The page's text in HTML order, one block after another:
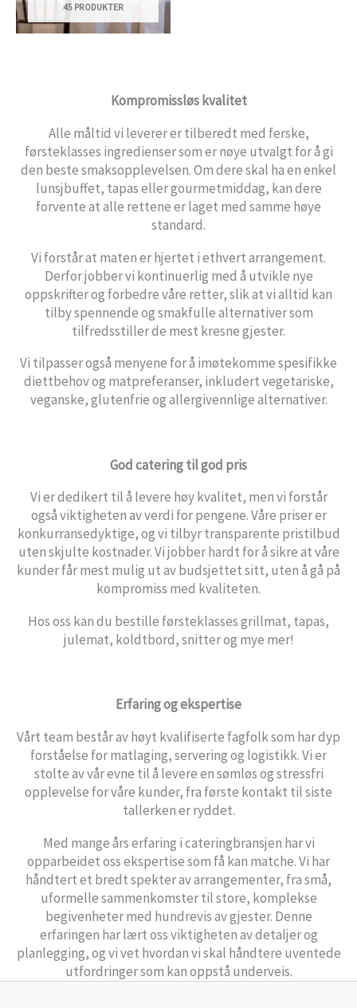
45 PRODUKTER
Kompromissløs kvalitet
Alle måltid vi leverer er tilberedt med ferske,
førsteklasses ingredienser som er nøye utvalgt for å gi
den beste smaksopplevelsen. Om dere skal ha en enkel
lunsjbuffet, tapas eller gourmetmiddag, kan dere
forvente at alle rettene er laget med samme høye
standard.
Vi forstår at maten er hjertet i ethvert arrangement.
Derfor jobber vi kontinuerlig med å utvikle nye
oppskrifter og forbedre våre retter, slik at vi alltid kan
tilby spennende og smakfulle alternativer som
tilfredsstiller de mest kresne gjester.
Vi tilpasser også menyene for å imøtekomme spesifikke
diettbehov og matpreferanser, inkludert vegetariske,
veganske, glutenfrie og allergivennlige alternativer.
God catering til god pris
Vi er dedikert til å levere høy kvalitet, men vi forstår
også viktigheten av verdi for pengene. Våre priser er
konkurransedyktige, og vi tilbyr transparente pristilbud
uten skjulte kostnader. Vi jobber hardt for å sikre at våre
kunder får mest mulig ut av budsjettet sitt, uten å gå på
kompromiss med kvaliteten.
Hos oss kan du bestille førsteklasses grillmat, tapas,
julemat, koldtbord, snitter og mye mer!
Erfaring og ekspertise
Vårt team består av høyt kvalifiserte fagfolk som har dyp
forståelse for matlaging, servering og logistikk. Vi er
stolte av vår evne til å levere en sømløs og stressfri
opplevelse for våre kunder, fra første kontakt til siste
tallerken er ryddet.
Med mange års erfaring i cateringbransjen har vi
opparbeidet oss ekspertise som få kan matche. Vi har
håndtert et bredt spekter av arrangementer, fra små,
uformelle sammenkomster til store, komplekse
begivenheter med hundrevis av gjester. Denne
erfaringen har lært oss viktigheten av detaljer og
planlegging, og vi vet hvordan vi skal håndtere uventede
utfordringer som kan oppstå underveis.